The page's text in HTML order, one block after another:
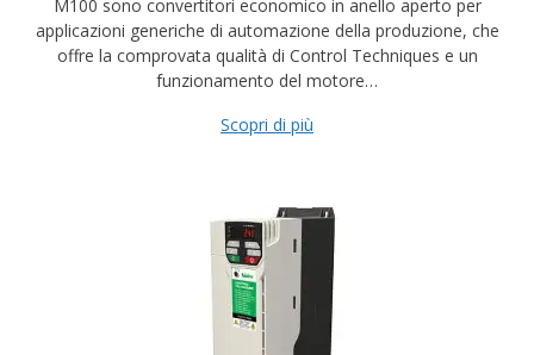
M100 sono convertitori economico in anello aperto per
applicazioni generiche di automazione della produzione, che
offre la comprovata qualità di Control Techniques e un
funzionamento del motore…
Scopri di più